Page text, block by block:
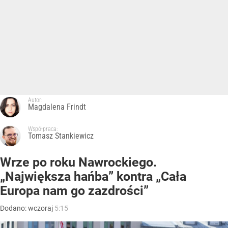
Autor:
Magdalena Frindt
Współpraca:
Tomasz Stankiewicz
Wrze po roku Nawrockiego.
„Największa hańba” kontra „Cała
Europa nam go zazdrości”
Dodano:wczoraj 5:15